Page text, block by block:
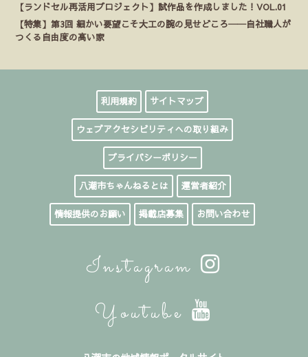
【ランドセル再活用プロジェクト】試作品を作成しました！VOL.01
【特集】第3回 細かい要望こそ大工の腕の見せどころ──自社職人が
つくる自由度の高い家
利用規約 サイトマップ
ウェブアクセシビリティへの取り組み
プライバシーポリシー
八潮市ちゃんねるとは 運営者紹介
情報提供のお願い 掲載店募集 お問い合わせ
Instagram
Youtube